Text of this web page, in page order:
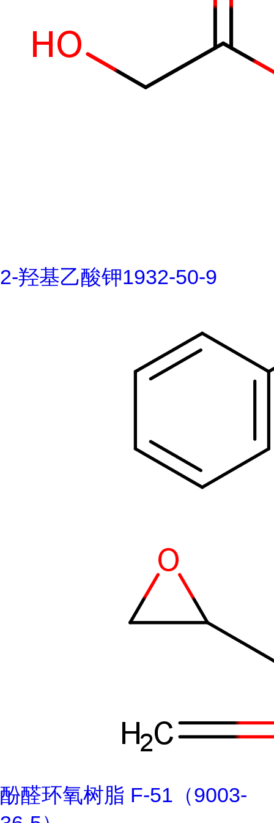
2-羟基乙酸钾1932-50-9
酚醛环氧树脂 F-51（9003-